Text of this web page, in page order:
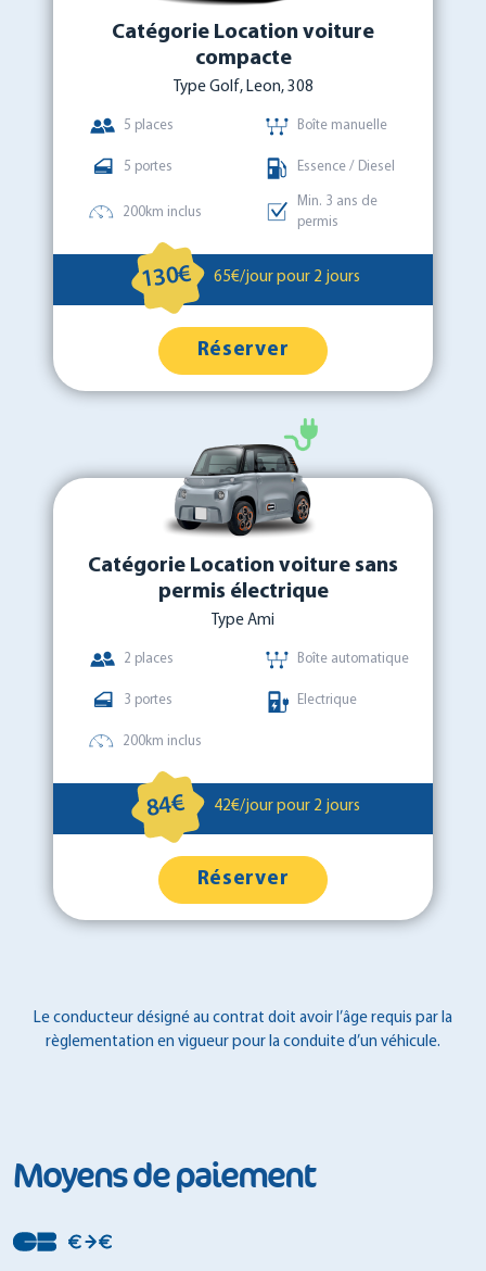
Catégorie Location voiture
compacte
Type Golf, Leon, 308
5 places Boîte manuelle
5 portes Essence / Diesel
200km inclus
Min. 3 ans de
permis
130€ 65€/jour pour 2 jours
Réserver
Catégorie Location voiture sans
permis électrique
Type Ami
2 places Boîte automatique
3 portes Electrique
200km inclus
84€ 42€/jour pour 2 jours
Réserver
Le conducteur désigné au contrat doit avoir l’âge requis par la
règlementation en vigueur pour la conduite d’un véhicule.
Moyens de paiement